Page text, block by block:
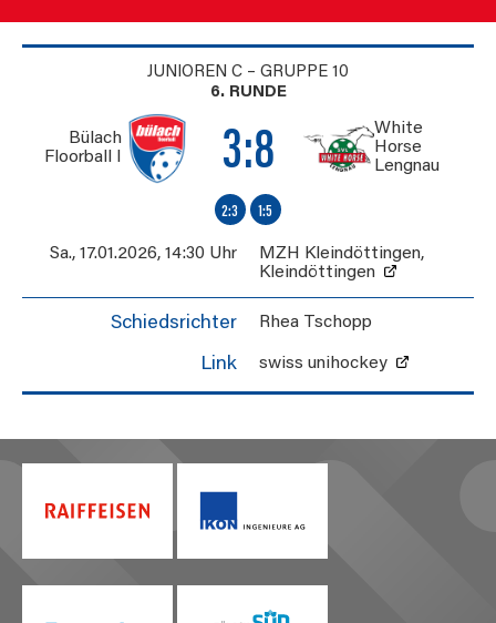
JUNIOREN C – GRUPPE 10
6. RUNDE
Bülach
Floorball I
3:8
White
Horse
Lengnau
2:3 1:5
Sa., 17.01.2026, 14:30 Uhr MZH Kleindöttingen,
Kleindöttingen
Schiedsrichter Rhea Tschopp
Link swiss unihockey